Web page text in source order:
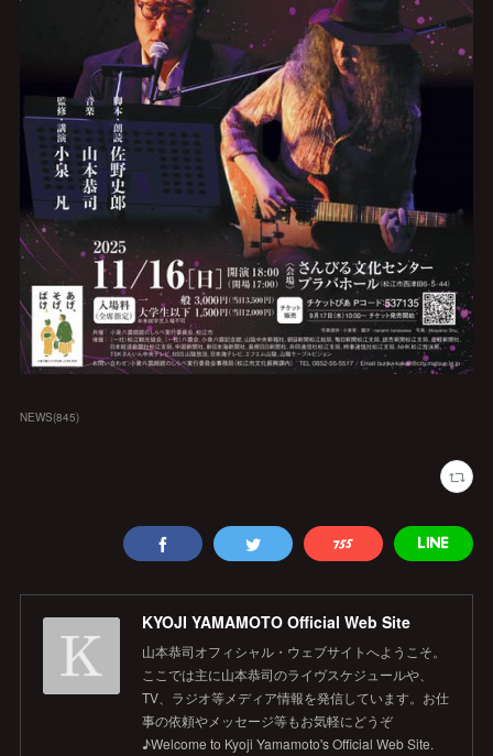
NEWS(845)
KYOJI YAMAMOTO Official Web Site
山本恭司オフィシャル・ウェブサイトへようこそ。
ここでは主に山本恭司のライヴスケジュールや、
TV、ラジオ等メディア情報を発信しています。お仕
事の依頼やメッセージ等もお気軽にどうぞ
♪Welcome to Kyoji Yamamoto's Official Web Site.